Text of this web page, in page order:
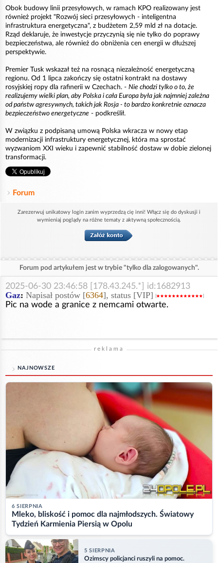
Obok budowy linii przesyłowych, w ramach KPO realizowany jest
również projekt "Rozwój sieci przesyłowych - inteligentna
infrastruktura energetyczna", z budżetem 2,59 mld zł na dotacje.
Rząd deklaruje, że inwestycje przyczynią się nie tylko do poprawy
bezpieczeństwa, ale również do obniżenia cen energii w dłuższej
perspektywie.
Premier Tusk wskazał też na rosnącą niezależność energetyczną
regionu. Od 1 lipca zakończy się ostatni kontrakt na dostawy
rosyjskiej ropy dla rafinerii w Czechach. - Nie chodzi tylko o to, że
realizujemy wielki plan, aby Polska i cała Europa była jak najmniej zależna
od państw agresywnych, takich jak Rosja - to bardzo konkretnie oznacza
bezpieczeństwo energetyczne - podkreślił.
W związku z podpisaną umową Polska wkracza w nowy etap
modernizacji infrastruktury energetycznej, która ma sprostać
wyzwaniom XXI wieku i zapewnić stabilność dostaw w dobie zielonej
transformacji.
Forum
Zarezerwuj unikatowy login zanim wyprzedzą cię inni! Włącz się do dyskusji i
wymieniaj poglądy na różne tematy z aktywną społecznością.
Forum pod artykułem jest w trybie "tylko dla zalogowanych".
2025-06-30 23:46:58 [178.43.245.*] id:1682913
Gaz: Napisał postów [6364], status [VIP]
Pic na wode a granice z nemcami otwarte.
reklama
NAJNOWSZE
6 SIERPNIA
Mleko, bliskość i pomoc dla najmłodszych. Światowy
Tydzień Karmienia Piersią w Opolu
5 SIERPNIA
Ozimscy policjanci ruszyli na pomoc.